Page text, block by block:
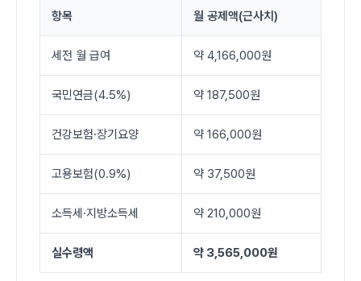
항목 월 공제액(근사치)
세전 월 급여 약 4,166,000원
국민연금(4.5%) 약 187,500원
건강보험·장기요양 약 166,000원
고용보험(0.9%) 약 37,500원
소득세·지방소득세 약 210,000원
실수령액 약 3,565,000원